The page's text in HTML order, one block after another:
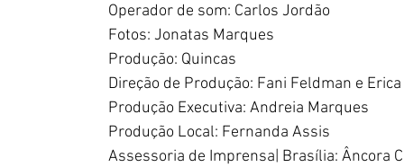
Operador de som: Carlos Jordão
Fotos: Jonatas Marques
Produção: Quincas
Direção de Produção: Fani Feldman e
Produção Executiva: Andreia Marques
Produção Local: Fernanda Assis
Assessoria de Imprensa| Brasília: Âncora